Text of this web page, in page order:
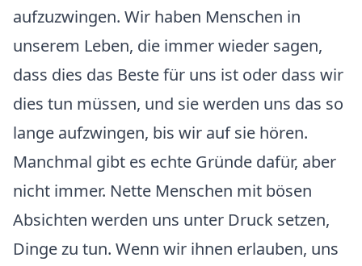
aufzuzwingen. Wir haben Menschen in
unserem Leben, die immer wieder sagen,
dass dies das Beste für uns ist oder dass wir
dies tun müssen, und sie werden uns das so
lange aufzwingen, bis wir auf sie hören.
Manchmal gibt es echte Gründe dafür, aber
nicht immer. Nette Menschen mit bösen
Absichten werden uns unter Druck setzen,
Dinge zu tun. Wenn wir ihnen erlauben, uns